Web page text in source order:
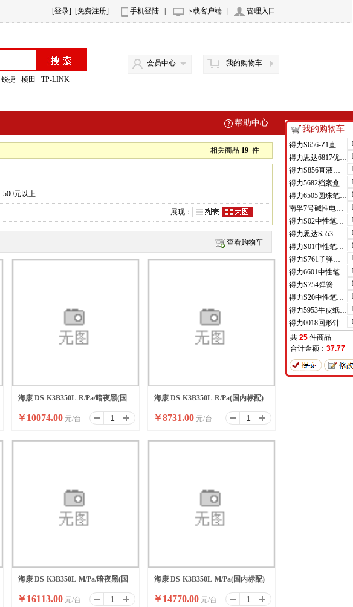
[登录] [免费注册] 手机登陆 下载客户端 管理入口
锐捷 桢田 TP-LINK
会员中心 我的购物车
帮助中心
相关商品 19件
500元以上
展现：
查看购物车
海康 DS-K3B350L-R/Pa/暗夜黑(国
内标配)
￥10074.00 元/台
海康 DS-K3B350L-R/Pa(国内标配)
￥8731.00 元/台
海康 DS-K3B350L-M/Pa/暗夜黑(国
内标配)
￥16113.00 元/台
海康 DS-K3B350L-M/Pa(国内标配)
￥14770.00 元/台
我的购物车
得力S656-Z1直液式走珠笔0.5mm子弹头(红)(支)
得力思达6817优逸白板笔(黑)(支)
得力S856直液式走珠笔(黑)(支)
得力5682档案盒(蓝)(只)
得力6505圆珠笔0.7mm子弹头(蓝)(支)
南孚7号碱性电池聚能环4代
得力S02中性笔0.7mm弹簧头(黑)(支)
得力思达S553可加墨记号笔(黑)(支)
得力S01中性笔0.5mm弹簧头(黑)(支)
得力S761子弹头中性笔芯0.7mm子弹头(黑)(支)
得力6601中性笔0.5mm半针管(黑)(支)
得力S754弹簧头中性笔芯0.7mm弹簧头(黑)(支)
得力S20中性笔0.7mm子弹头(黑)(支)
得力5953牛皮纸档案袋(混浆)(米黄色)(10只/包)
得力0018回形针(100枚/盒)
共 25 件商品
合计金额： 37.77